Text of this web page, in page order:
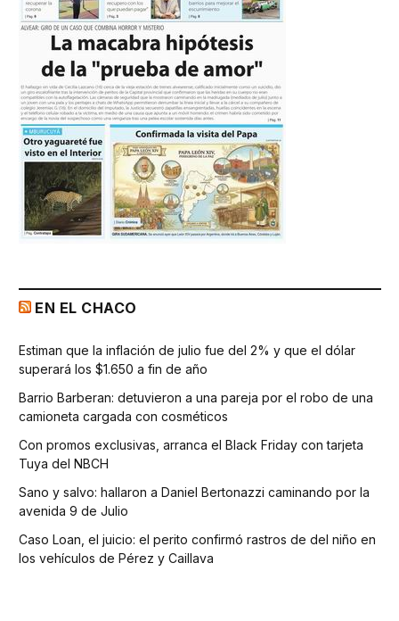
EN EL CHACO
Estiman que la inflación de julio fue del 2% y que el dólar
superará los $1.650 a fin de año
Barrio Barberan: detuvieron a una pareja por el robo de una
camioneta cargada con cosméticos
Con promos exclusivas, arranca el Black Friday con tarjeta
Tuya del NBCH
Sano y salvo: hallaron a Daniel Bertonazzi caminando por la
avenida 9 de Julio
Caso Loan, el juicio: el perito confirmó rastros de del niño en
los vehículos de Pérez y Caillava